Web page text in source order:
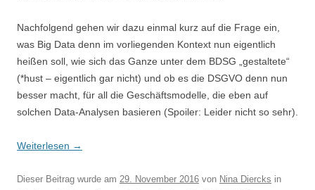
Nachfolgend gehen wir dazu einmal kurz auf die Frage ein,
was Big Data denn im vorliegenden Kontext nun eigentlich
heißen soll, wie sich das Ganze unter dem BDSG „gestaltete“
(*hust – eigentlich gar nicht) und ob es die DSGVO denn nun
besser macht, für all die Geschäftsmodelle, die eben auf
solchen Data-Analysen basieren (Spoiler: Leider nicht so sehr).
Weiterlesen →
Dieser Beitrag wurde am 29. November 2016 von Nina Diercks in